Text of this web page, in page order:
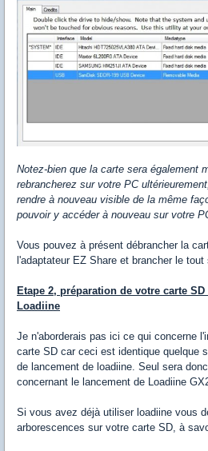
Notez-bien que la carte sera également
rebrancherez sur votre PC
rendre à nouveau visible de la même
pouvoir y accéder à nouveau sur votre
Vous pouvez à présent débrancher la
l'adaptateur EZ Share et brancher le
Etape 2, préparation de votre carte
Loadiine
Je n'aborderais pas ici ce qui concerne
carte SD car ceci est identique quelque
de lancement de loadiine. Seul sera
concernant le lancement de Loadiine
Si vous avez déjà utiliser loadiine vous
arborescences sur votre carte SD, à